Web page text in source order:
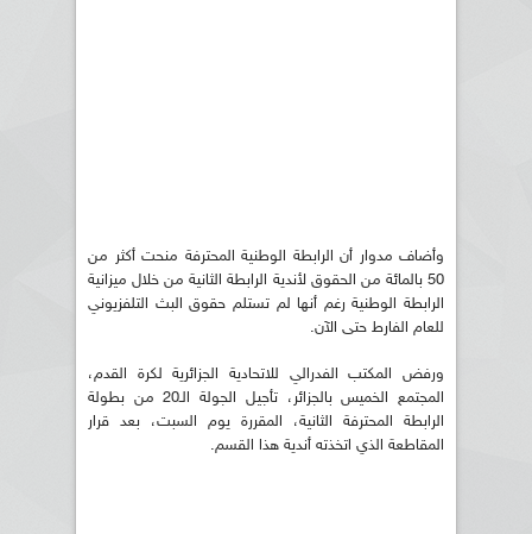
وأضاف مدوار أن الرابطة الوطنية المحترفة منحت أكثر من
50 بالمائة من الحقوق لأندية الرابطة الثانية من خلال ميزانية
الرابطة الوطنية رغم أنها لم تستلم حقوق البث التلفزيوني
للعام الفارط حتى الآن.
ورفض المكتب الفدرالي للاتحادية الجزائرية لكرة القدم،
المجتمع الخميس بالجزائر، تأجيل الجولة الـ20 من بطولة
الرابطة المحترفة الثانية، المقررة يوم السبت، بعد قرار
المقاطعة الذي اتخذته أندية هذا القسم.